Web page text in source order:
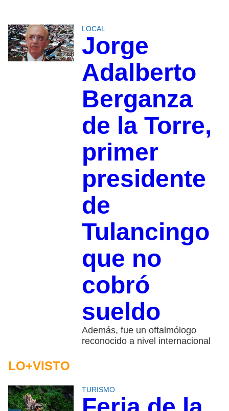
LOCAL
Jorge
Adalberto
Berganza
de la Torre,
primer
presidente
de
Tulancingo
que no
cobró
sueldo
Además, fue un oftalmólogo
reconocido a nivel internacional
LO+VISTO
TURISMO